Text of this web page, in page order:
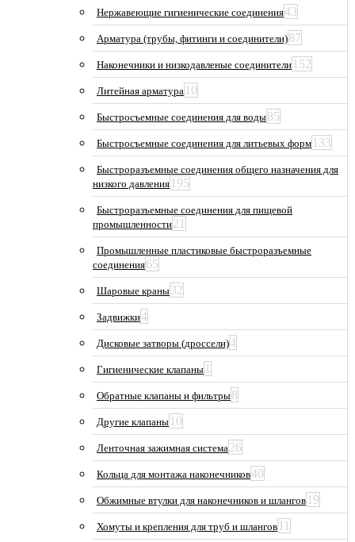
Нержавеющие гигиенические соединения43
Арматура (трубы, фитинги и соединители)87
Наконечники и низкодавленые соединители 152
Литейная арматура 10
Быстросъемные соединения для воды85
Быстросъемные соединения для литьевых форм 133
Быстроразъемные соединения общего назначения для
низкого давления 195
Быстроразъемные соединения для пищевой
промышленности21
Промышленные пластиковые быстроразъемные
соединения65
Шаровые краны32
Задвижки4
Дисковые затворы (дроссели)4
Гигиенические клапаны 1
Обратные клапаны и фильтры8
Другие клапаны 10
Ленточная зажимная система26
Кольца для монтажа наконечников40
Обжимные втулки для наконечников и шлангов 19
Хомуты и крепления для труб и шлангов 11